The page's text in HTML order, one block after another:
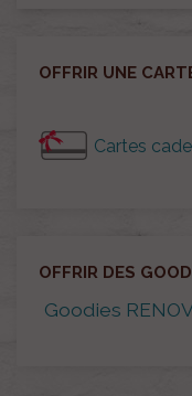
OFFRIR UNE
Cartes
OFFRIR DES
Goodies